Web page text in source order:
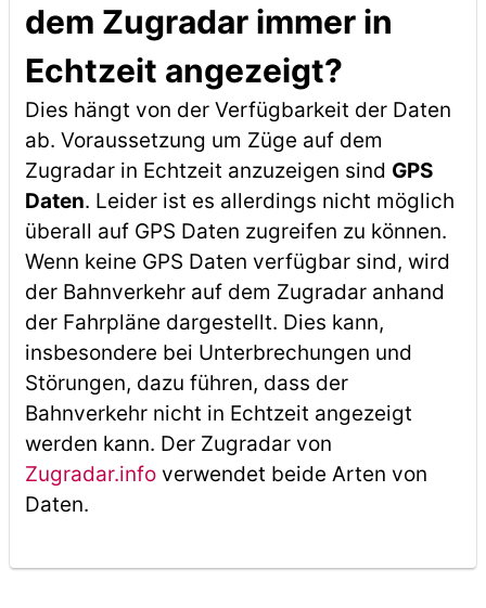
dem Zugradar immer in
Echtzeit angezeigt?
Dies hängt von der Verfügbarkeit der Daten
ab. Voraussetzung um Züge auf dem
Zugradar in Echtzeit anzuzeigen sind GPS
Daten. Leider ist es allerdings nicht möglich
überall auf GPS Daten zugreifen zu können.
Wenn keine GPS Daten verfügbar sind, wird
der Bahnverkehr auf dem Zugradar anhand
der Fahrpläne dargestellt. Dies kann,
insbesondere bei Unterbrechungen und
Störungen, dazu führen, dass der
Bahnverkehr nicht in Echtzeit angezeigt
werden kann. Der Zugradar von
Zugradar.infoverwendet beide Arten von
Daten.